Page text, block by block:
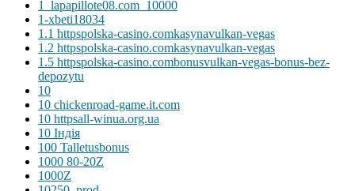
1_lapapillote08.com_10000
1-xbeti18034
1.1 httpspolska-casino.comkasynavulkan-vegas
1.2 httpspolska-casino.comkasynavulkan-vegas
1.5 httpspolska-casino.combonusvulkan-vegas-bonus-bez-
depozytu
10
10 chickenroad-game.it.com
10 httpsall-winua.org.ua
10 Індія
100 Talletusbonus
1000 80-20Z
1000Z